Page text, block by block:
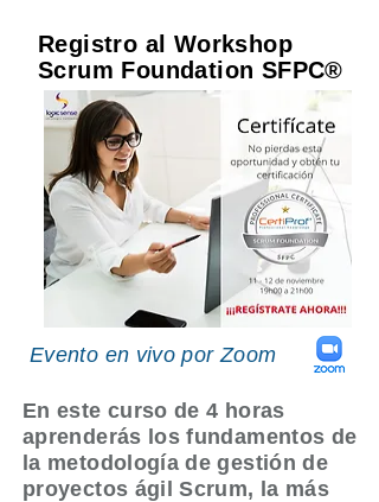
Registro al Workshop
Scrum Foundation SFPC®
Evento en vivo por Zoom
En este curso de 4 horas
aprenderás los fundamentos de
la metodología de gestión de
proyectos ágil Scrum, la más